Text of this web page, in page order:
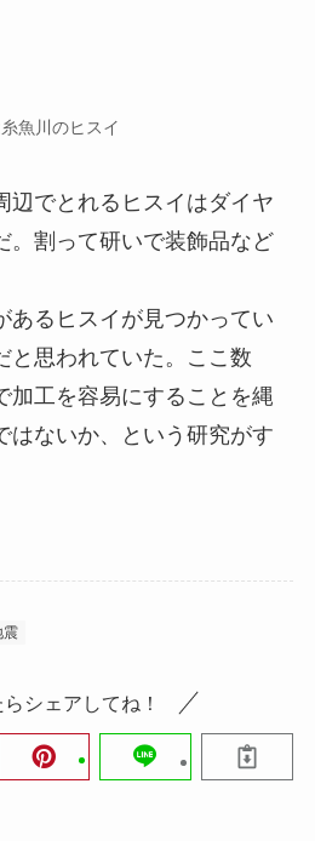
魚川のヒスイ
でとれるヒスイはダイヤ
。割って研いで装飾品など
るヒスイが見つかってい
と思われていた。ここ数
加工を容易にすることを縄
はないか、という研究がす
震
シェアしてね！